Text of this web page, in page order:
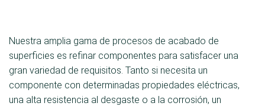
Nuestra amplia gama de procesos de acabado de
superficies es refinar componentes para satisfacer una
gran variedad de requisitos. Tanto si necesita un
componente con determinadas propiedades eléctricas,
una alta resistencia al desgaste o a la corrosión, un